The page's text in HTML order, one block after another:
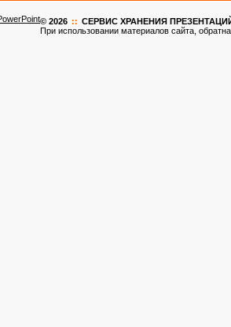
© 2026 :: CЕРВИС ХРАНЕНИЯ ПРЕЗЕНТАЦИЙ
При использовании материалов сайта,